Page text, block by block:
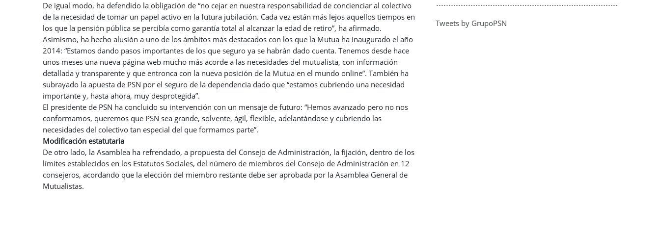
De igual modo, ha defendido la obligación de “no cejar en nuestra responsabilidad de concienciar al colectivo
de la necesidad de tomar un papel activo en la futura jubilación. Cada vez están más lejos aquellos tiempos en
los que la pensión pública se percibía como garantía total al alcanzar la edad de retiro”, ha afirmado.
Asimismo, ha hecho alusión a uno de los ámbitos más destacados con los que la Mutua ha inaugurado el año
2014: “Estamos dando pasos importantes de los que seguro ya se habrán dado cuenta. Tenemos desde hace
unos meses una nueva página web mucho más acorde a las necesidades del mutualista, con información
detallada y transparente y que entronca con la nueva posición de la Mutua en el mundo online”. También ha
subrayado la apuesta de PSN por el seguro de la dependencia dado que “estamos cubriendo una necesidad
importante y, hasta ahora, muy desprotegida”.
El presidente de PSN ha concluido su intervención con un mensaje de futuro: “Hemos avanzado pero no nos
conformamos, queremos que PSN sea grande, solvente, ágil, flexible, adelantándose y cubriendo las
necesidades del colectivo tan especial del que formamos parte”.
Modificación estatutaria
De otro lado, la Asamblea ha refrendado, a propuesta del Consejo de Administración, la fijación, dentro de los
límites establecidos en los Estatutos Sociales, del número de miembros del Consejo de Administración en 12
consejeros, acordando que la elección del miembro restante debe ser aprobada por la Asamblea General de
Mutualistas.
Tweets by GrupoPSN